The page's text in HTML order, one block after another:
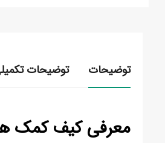
توضیحات توضیحات
معرفی کیف کمک